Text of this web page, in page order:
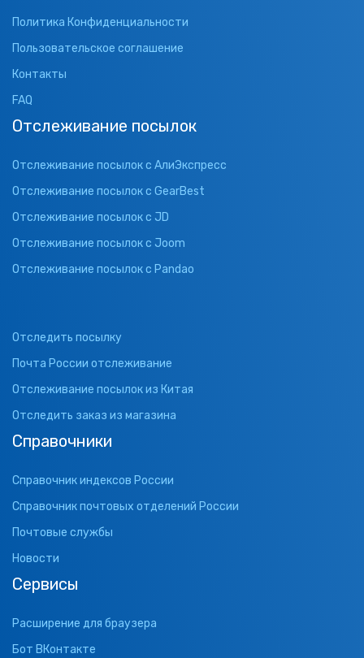
Политика Конфиденциальности
Пользовательское соглашение
Контакты
FAQ
Отслеживание посылок
Отслеживание посылок с АлиЭкспресс
Отслеживание посылок с GearBest
Отслеживание посылок с JD
Отслеживание посылок с Joom
Отслеживание посылок с Pandao
Отследить посылку
Почта России отслеживание
Отслеживание посылок из Китая
Отследить заказ из магазина
Справочники
Справочник индексов России
Справочник почтовых отделений России
Почтовые службы
Новости
Сервисы
Расширение для браузера
Бот ВКонтакте